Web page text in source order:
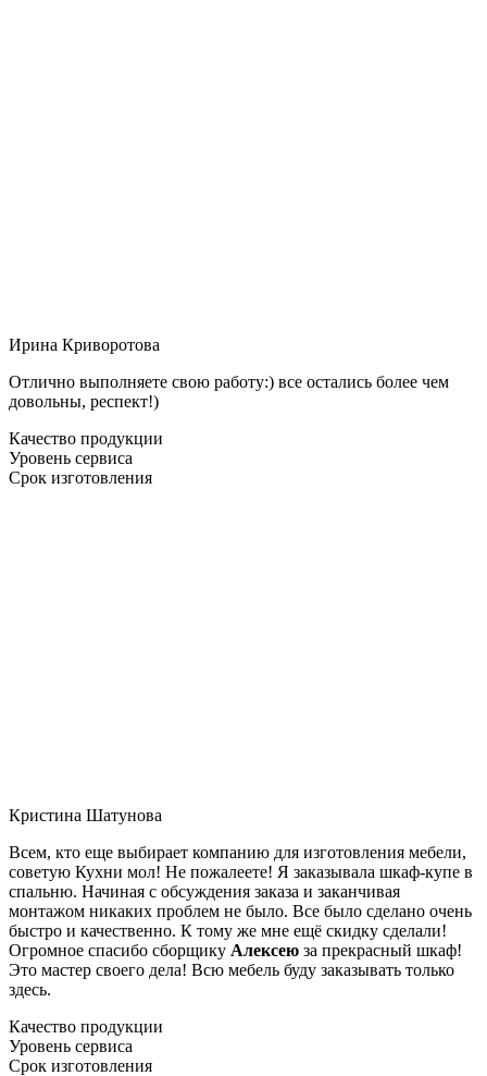
Ирина Криворотова
Отлично выполняете свою работу:) все остались более чем
довольны, респект!)
Качество продукции
Уровень сервиса
Срок изготовления
Кристина Шатунова
Всем, кто еще выбирает компанию для изготовления мебели,
советую Кухни мол! Не пожалеете! Я заказывала шкаф-купе в
спальню. Начиная с обсуждения заказа и заканчивая
монтажом никаких проблем не было. Все было сделано очень
быстро и качественно. К тому же мне ещё скидку сделали!
Огромное спасибо сборщику Алексею за прекрасный шкаф!
Это мастер своего дела! Всю мебель буду заказывать только
здесь.
Качество продукции
Уровень сервиса
Срок изготовления